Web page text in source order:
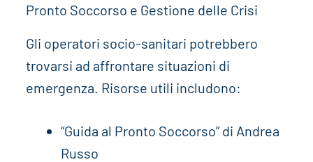
Pronto Soccorso e Gestione delle Crisi
Gli operatori socio-sanitari potrebbero
trovarsi ad affrontare situazioni di
emergenza. Risorse utili includono:
“Guida al Pronto Soccorso” di Andrea
Russo